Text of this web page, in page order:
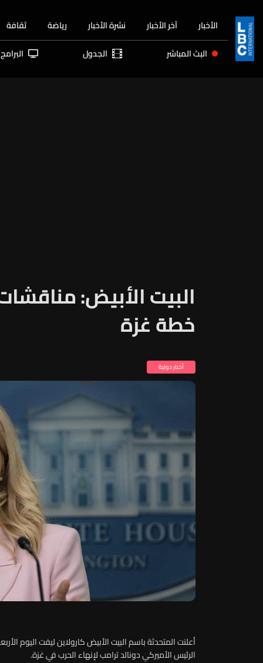
الأخبار آخر الأخبار نشرة الأخبار رياضة ثقافة
البث المباشر الجدول البرامج
البيت الأبيض:
خطة غزة
أخبار دولية
أعلنت المتحدثة باسم البيت الأبيض كارولاين ليفت اليوم
الرئيس الأميركي دونالد ترامب لإنهاء الحرب في غزة.